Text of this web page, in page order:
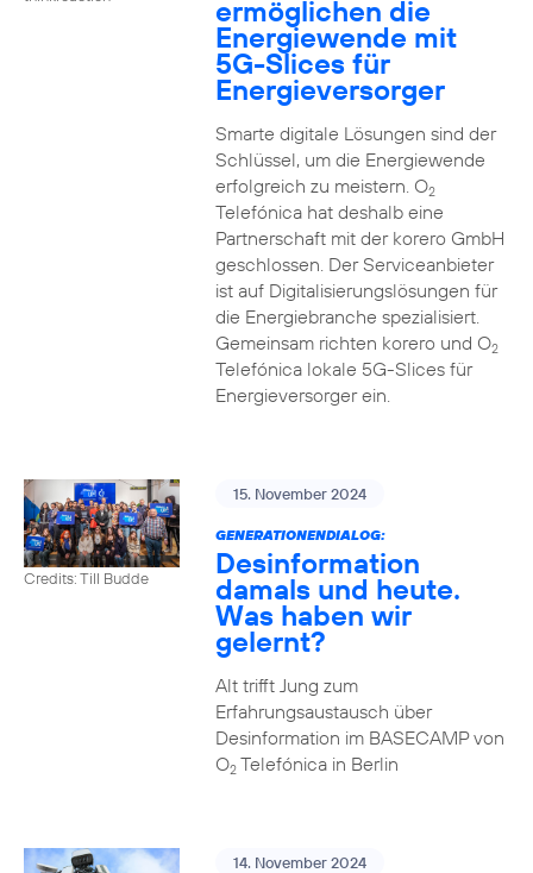
ermöglichen die
Energiewende mit
5G-Slices für
Energieversorger
Smarte digitale Lösungen sind der
Schlüssel, um die Energiewende
erfolgreich zu meistern. O2
Telefónica hat deshalb eine
Partnerschaft mit der korero GmbH
geschlossen. Der Serviceanbieter
ist auf Digitalisierungslösungen für
die Energiebranche spezialisiert.
Gemeinsam richten korero und O2
Telefónica lokale 5G-Slices für
Energieversorger ein.
Credits: Till Budde
15. November 2024
GENERATIONENDIALOG:
Desinformation
damals und heute.
Was haben wir
gelernt?
Alt trifft Jung zum
Erfahrungsaustausch über
Desinformation im BASECAMP von
O2Telefónica in Berlin
14. November 2024